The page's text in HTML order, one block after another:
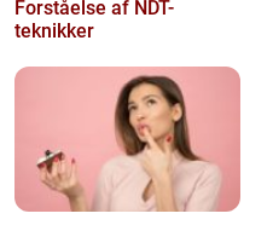
Forståelse af NDT-
teknikker